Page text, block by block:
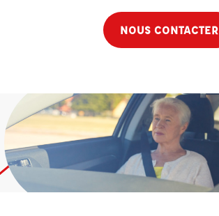
NOUS CONTACTER